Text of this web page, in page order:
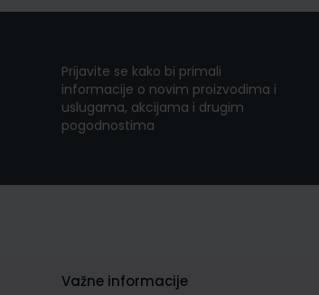
Prijavite se kako bi primali
informacije o novim proizvodima i
uslugama, akcijama i drugim
pogodnostima
Važne informacije